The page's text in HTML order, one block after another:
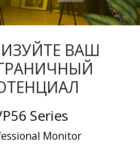
ВАШ
Series
Monitor